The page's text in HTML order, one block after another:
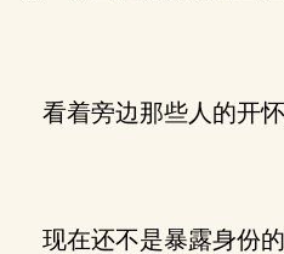
看着旁边那些人的开怀
现在还不是暴露身份